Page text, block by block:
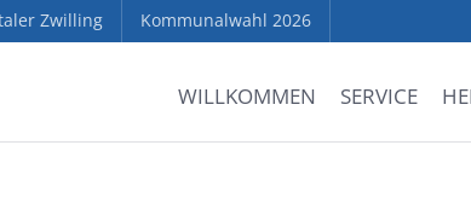
Zwilling Kommunalwahl 2026
WILLKOMMEN SERVICE